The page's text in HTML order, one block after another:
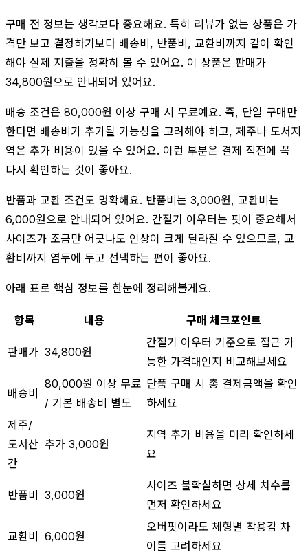
구매 전 정보는 생각보다 중요해요. 특히 리뷰가 없는 상품은 가
격만 보고 결정하기보다 배송비, 반품비, 교환비까지 같이 확인
해야 실제 지출을 정확히 볼 수 있어요. 이 상품은 판매가
34,800원으로 안내되어 있어요.
배송 조건은 80,000원 이상 구매 시 무료예요. 즉, 단일 구매만
한다면 배송비가 추가될 가능성을 고려해야 하고, 제주나 도서지
역은 추가 비용이 있을 수 있어요. 이런 부분은 결제 직전에 꼭
다시 확인하는 것이 좋아요.
반품과 교환 조건도 명확해요. 반품비는 3,000원, 교환비는
6,000원으로 안내되어 있어요. 간절기 아우터는 핏이 중요해서
사이즈가 조금만 어긋나도 인상이 크게 달라질 수 있으므로, 교
환비까지 염두에 두고 선택하는 편이 좋아요.
아래 표로 핵심 정보를 한눈에 정리해볼게요.
항목 내용 구매 체크포인트
판매가 34,800원
간절기 아우터 기준으로 접근 가
능한 가격대인지 비교해보세요
배송비
80,000원 이상 무료
/ 기본 배송비 별도
단품 구매 시 총 결제금액을 확인
하세요
제주/
도서산
간
추가 3,000원
지역 추가 비용을 미리 확인하세
요
반품비 3,000원
사이즈 불확실하면 상세 치수를
먼저 확인하세요
교환비 6,000원
오버핏이라도 체형별 착용감 차
이를 고려하세요